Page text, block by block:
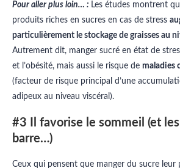
Pour aller plus loin… : Les études montrent
produits riches en sucres en cas de stress
particulièrement le stockage de graisses au
Autrement dit, manger sucré en état de
et l’obésité, mais aussi le risque de maladies
(facteur de risque principal d’une
adipeux au niveau viscéral).
#3 Il favorise le sommeil (et
barre…)
Ceux qui pensent que manger du sucre leur